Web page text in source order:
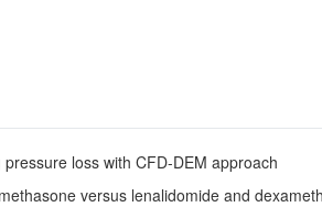
loss with CFD-DEM approach
dexamethasone alone in newly diagnosed myeloma (MAIA): overall survival